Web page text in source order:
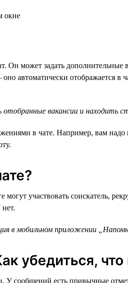
Он может задать
автоматически отображается в
вакансии и находить
в чате. Например, вам
участвовать соискатель,
в мобильном приложении
убедиться,
У сообщений есть привычные